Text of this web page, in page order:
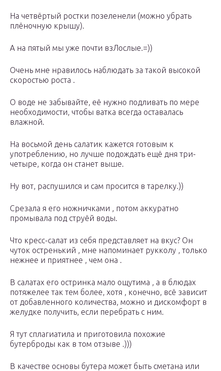
На четвёртый ростки позеленели (можно убрать
плёночную крышу).
А на пятый мы уже почти взЛослые.=))
Очень мне нравилось наблюдать за такой высокой
скоростью роста .
О воде не забывайте, её нужно подливать по мере
необходимости, чтобы ватка всегда оставалась
влажной.
На восьмой день салатик кажется готовым к
употреблению, но лучше подождать ещё дня три-
четыре, когда он станет выше.
Ну вот, распушился и сам просится в тарелку.))
Срезала я его ножничками , потом аккуратно
промывала под струёй воды.
Что кресс-салат из себя представляет на вкус? Он
чуток остренький , мне напоминает рукколу , только
нежнее и приятнее , чем она .
В салатах его остринка мало ощутима , а в блюдах
потяжелее так тем более, хотя , конечно, всё зависит
от добавленного количества, можно и дискомфорт в
желудке получить, если перебрать с ним.
Я тут сплагиатила и приготовила похожие
бутерброды как в том отзыве .)))
В качестве основы бутера может быть сметана или